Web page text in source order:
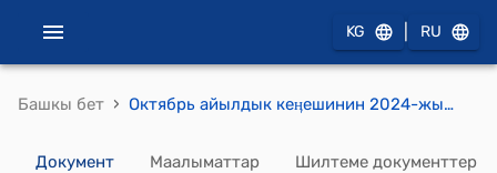
KG RU
Башкы бет › Октябрь айылдык кеӊешинин 2024-жылдын 3 январындагы № 10 "Жер тилкесин бөлүп берүү жөнүндө" токтому
Документ Маалыматтар Шилтеме документтер